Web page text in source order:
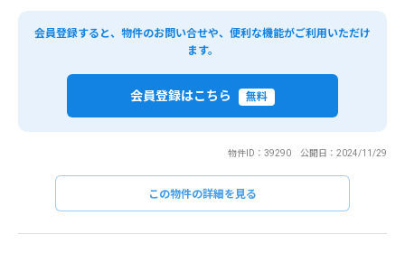
会員登録すると、物件のお問い合せや、便利な機能がご利用いただけ
ます。
会員登録はこちら 無料
物件ID：39290 公開日：2024/11/29
この物件の詳細を見る